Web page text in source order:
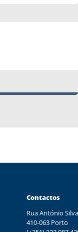
Contactos
Rua António
410-063 Porto